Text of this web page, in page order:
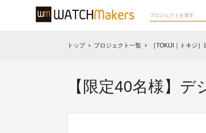
トップ chevron_right プロジェクト一覧 chevron_right ［TOKIJI｜トキジ
【限定40名様】